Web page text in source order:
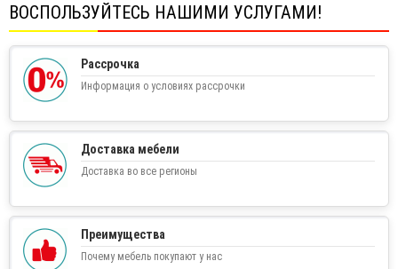
ВОСПОЛЬЗУЙТЕСЬ НАШИМИ УСЛУГАМИ!
Рассрочка
Информация о условиях рассрочки
Доставка мебели
Доставка во все регионы
Преимущества
Почему мебель покупают у нас